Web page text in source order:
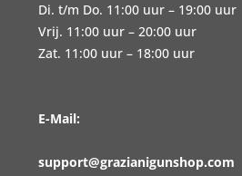
Di. t/m Do. 11:00 uur – 19:00 uur
Vrij. 11:00 uur – 20:00 uur
Zat. 11:00 uur – 18:00 uur
E-Mail:
support@grazianigunshop.com